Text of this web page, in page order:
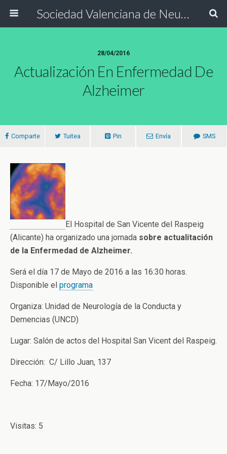
Sociedad Valenciana de Neurología
28/04/2016
Actualización En Enfermedad De
Alzheimer
Comparte Tuitea Pin Envía SMS
El Hospital de San Vicente del Raspeig
(Alicante) ha organizado una jornada sobre actualitación
de la Enfermedad de Alzheimer.
Será el día 17 de Mayo de 2016 a las 16:30 horas.
Disponible el programa
Organiza: Unidad de Neurología de la Conducta y
Demencias (UNCD)
Lugar: Salón de actos del Hospital San Vicent del Raspeig.
Dirección: C/ Lillo Juan, 137
Fecha: 17/Mayo/2016
Visitas: 5